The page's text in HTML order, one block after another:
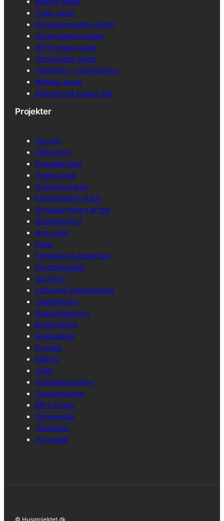
Toilet guide
Opvaskemaskine guide
Vaskemaskine guide
BWT-anlæg guide
Terrassedør guide
Trampolin – nedgravning
Wallbox guide
Standen på husets tag
Projekter
Carport
Tilbygning
Solcelleanlæg
Træterrasse
Ovenlysvinduer
Efterisolering af loft
Understrygning af tag
Gulvafhøvling
Nye gulve
Fliser
Fjernelse af asbesttag
Akustikpaneler
Skorsten
Luft/vand varmepumpe
Træfældning
Stubbefræsning
Buskrydning
Græsplæne
Armatur
Ballofix
Toilet
Opvaskemaskine
Vaskemaskine
BWT-anlæg
Terrassedør
Trampolin
Hoveddør